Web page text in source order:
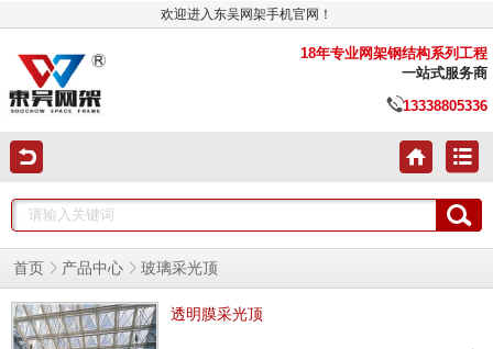
欢迎进入东吴网架手机官网！
18年专业网架钢结构系列工程
一站式服务商
13338805336
首页 产品中心 玻璃采光顶
透明膜采光顶